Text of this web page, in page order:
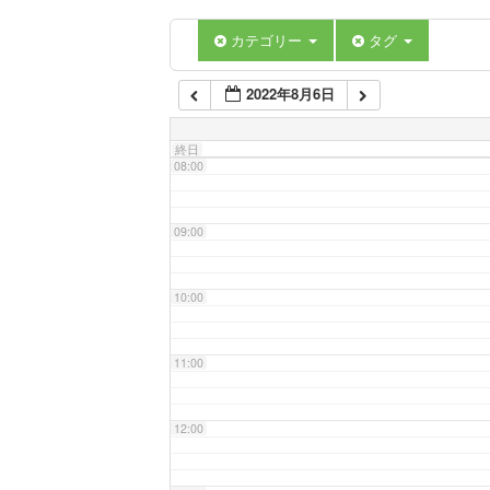
カテゴリー タグ
2022年8月6日
終日
07:00
08:00
09:00
10:00
11:00
12:00